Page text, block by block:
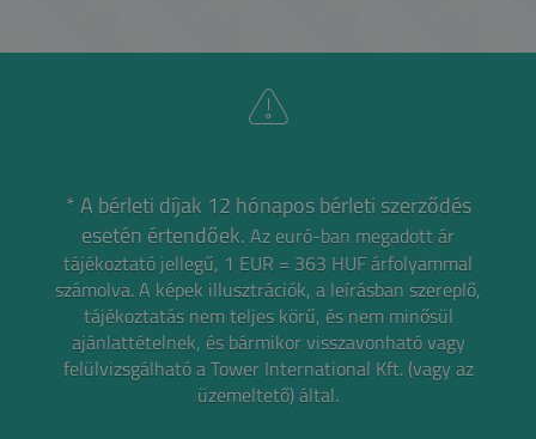
* A bérleti díjak 12 hónapos bérleti szerződés
esetén értendőek. Az euró-ban megadott ár
tájékoztató jellegű, 1 EUR = 363 HUF árfolyammal
számolva.A képek illusztrációk, a leírásban szereplő,
tájékoztatás nem teljes körű, és nem minősül
ajánlattételnek, és bármikor visszavonható vagy
felülvizsgálható a Tower International Kft. (vagy az
üzemeltető) által.